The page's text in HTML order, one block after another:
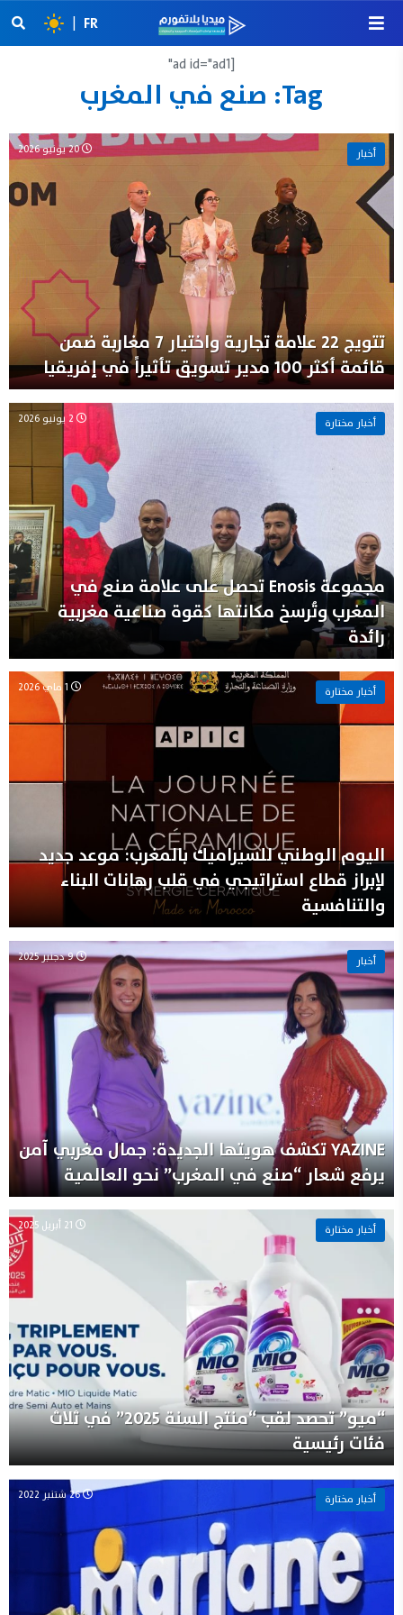
FR
|
[ad id="ad1"
Tag: صنع في المغرب
أخبار
تتويج 22 علامة تجارية واختيار 7 مغاربة ضمن
قائمة أكثر 100 مدير تسويق تأثيراً في إفريقيا
20 يونيو 2026
أخبار مختارة
مجموعة Enosis تحصل على علامة صنع في
المغرب وتُرسخ مكانتها كقوة صناعية مغربية
رائدة
أخبار مختارة
اليوم الوطني للسيراميك بالمغرب: موعد جديد
لإبراز قطاع استراتيجي في قلب رهانات البناء
والتنافسية
أخبار
YAZINE تكشف هويتها الجديدة: جمال مغربي آمن
يرفع شعار “صنع في المغرب” نحو العالمية
9 دجنبر 2025
أخبار مختارة
“ميو” تحصد لقب “منتج السنة 2025” في ثلاث
فئات رئيسية
أخبار مختارة 26 شتنبر 2022